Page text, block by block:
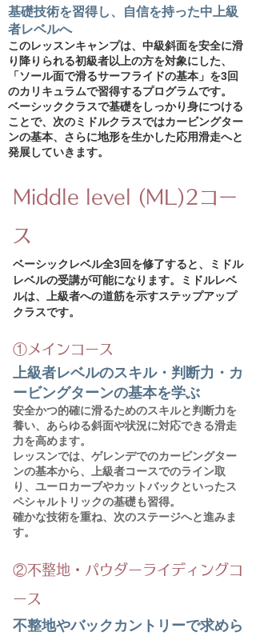
基礎技術を習得し、自信を持った中上級
者レベルへ
このレッスンキャンプは、中級斜面を安全に滑
り降りられる初級者以上の方を対象にした、
「ソール面で滑るサーフライドの基本」を3回
のカリキュラムで習得するプログラムです。
ベーシッククラスで基礎をしっかり身につける
ことで、次のミドルクラスではカービングター
ンの基本、さらに地形を生かした応用滑走へと
発展していきます。
Middle level (ML)2コー
ス
ベーシックレベル全3回を修了すると、ミドル
レベルの受講が可能になります。
ミドルレベ
ルは、上級者への道筋を示すステップアップ
クラスです。
①​メインコース
上級者レベルのスキル・判断力・カ
ービングターンの基本を学ぶ
安全かつ的確に滑るためのスキルと判断力を
養い、あらゆる斜面や状況に対応できる滑走
力を高めます。
レッスンでは、ゲレンデでのカービングター
ンの基本から、上級者コースでのライン取
り、ユーロカーブやカットバックといったス
ペシャルトリックの基礎も習得。
確かな技術を重ね、次のステージへと進みま
す。
②不整地・パウダーライディングコ
ース
不整地や​バックカントリーで求めら